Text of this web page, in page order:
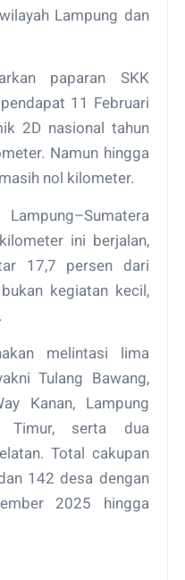
Lampung dan
paparan SKK
11 Februari
2D nasional tahun
Namun hingga
nol kilometer.
ini berjalan,
17,7 persen dari
kegiatan kecil,
melintasi lima
Tulang Bawang,
Kanan, Lampung
Timur, serta dua
Total cakupan
142 desa dengan
2025 hingga